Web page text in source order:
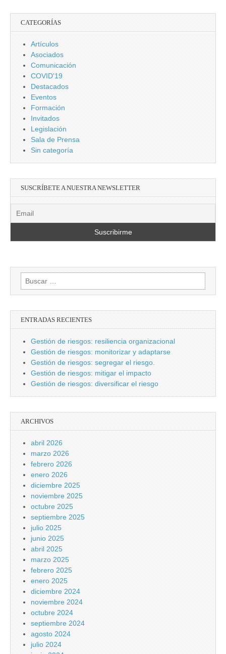
CATEGORÍAS
Artículos
Asociados
Comunicación
COVID'19
Destacados
Eventos
Formación
Invitados
Legislación
Sala de Prensa
Sin categoría
SUSCRÍBETE A NUESTRA NEWSLETTER
Buscar:
ENTRADAS RECIENTES
Gestión de riesgos: resiliencia organizacional
Gestión de riesgos: monitorizar y adaptarse
Gestión de riesgos: segregar el riesgo.
Gestión de riesgos: mitigar el impacto
Gestión de riesgos: diversificar el riesgo
ARCHIVOS
abril 2026
marzo 2026
febrero 2026
enero 2026
diciembre 2025
noviembre 2025
octubre 2025
septiembre 2025
julio 2025
junio 2025
abril 2025
marzo 2025
febrero 2025
enero 2025
diciembre 2024
noviembre 2024
octubre 2024
septiembre 2024
agosto 2024
julio 2024